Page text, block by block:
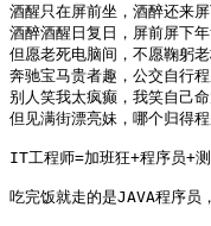
酒醒只在屏前坐，酒醉还来
酒醉酒醒日复日，屏前屏下
但愿老死电脑间，不愿鞠躬
奔驰宝马贵者趣，公交自行
别人笑我太疯癫，我笑自己
但见满街漂亮妹，哪个归得
IT工程师=加班狂+程序员+
吃完饭就走的是JAVA程序员